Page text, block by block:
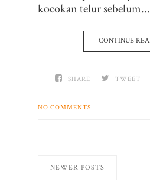
kocokan telur sebelum...
CONTINUE
SHARE TWEET
NO COMMENTS
NEWER POSTS